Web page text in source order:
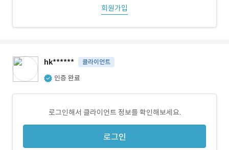
회원가입
hk****** 클라이언트
인증 완료
로그인해서 클라이언트 정보를 확인해보세요.
로그인